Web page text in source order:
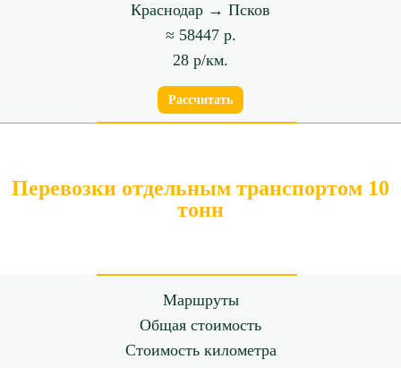
Краснодар → Псков
≈ 58447 р.
28 р/км.
Рассчитать
Перевозки отдельным транспортом 10
тонн
Маршруты
Общая стоимость
Стоимость километра